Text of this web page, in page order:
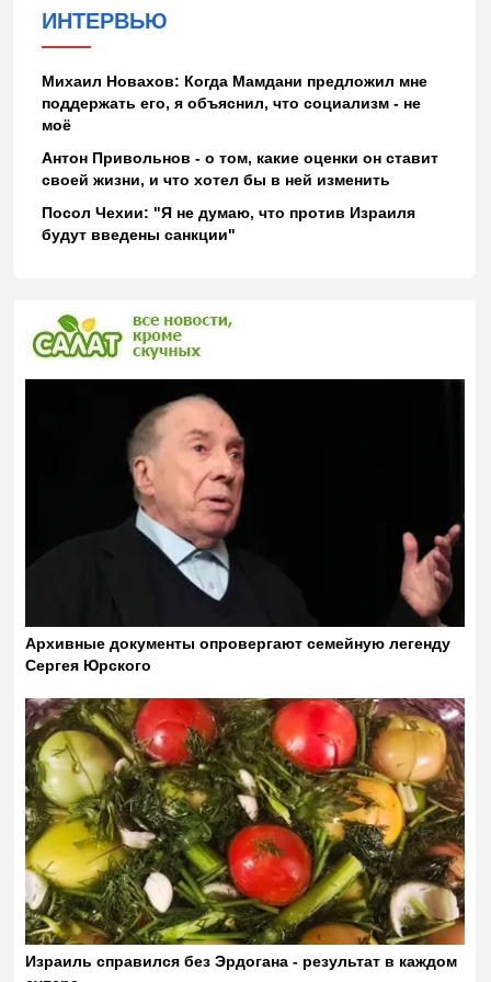
ИНТЕРВЬЮ
Михаил Новахов: Когда Мамдани предложил мне
поддержать его, я объяснил, что социализм - не
моё
Антон Привольнов - о том, какие оценки он ставит
своей жизни, и что хотел бы в ней изменить
Посол Чехии: "Я не думаю, что против Израиля
будут введены санкции"